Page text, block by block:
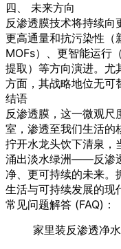
四、 未来方向
反渗透膜技术将持续向
更高通量和抗污染性（
MOFs）、更智能运行
提取）等方向演进。尤
方面，其战略地位无可
结语
反渗透膜，这一微观尺
室，渗透至我们生活的
拧开水龙头饮下清泉，
涌出淡水绿洲——反渗
净、更可持续的未来。
生活与可持续发展的现
常见问题解答 (FAQ)：
家里装反渗透净